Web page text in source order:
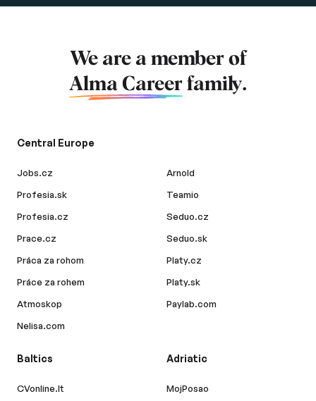
We are a member of
Alma Career family.
Central Europe
Jobs.cz
Profesia.sk
Profesia.cz
Prace.cz
Práca za rohom
Práce za rohem
Atmoskop
Nelisa.com
Arnold
Teamio
Seduo.cz
Seduo.sk
Platy.cz
Platy.sk
Paylab.com
Baltics
CVonline.lt
Adriatic
MojPosao